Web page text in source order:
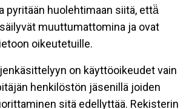
pyritään huolehtimaan siitä, että̈
muuttumattomina ja ovat
oikeutetuille.
on käyttöoikeudet vain
henkilöstön jäsenillä joiden
sitä edellyttää. Rekisterin